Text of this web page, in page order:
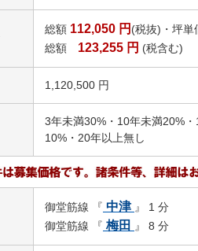
総額 112,050 円 (税抜)・坪単
総額 123,255 円 (税含む)
1,120,500 円
3年未満30%・10年未満20%
10%・20年以上無し
御堂筋線 『 中津 』 1 分
御堂筋線 『 梅田 』 8 分